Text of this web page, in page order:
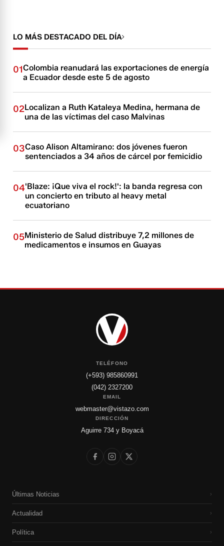
LO MÁS DESTACADO DEL DÍA
01Colombia reanudará las exportaciones de energía
a Ecuador desde este 5 de agosto
02Localizan a Ruth Kataleya Medina, hermana de
una de las víctimas del caso Malvinas
03Caso Alison Altamirano: dos jóvenes fueron
sentenciados a 34 años de cárcel por femicidio
04'Blaze: ¡Que viva el rock!': la banda regresa con
un concierto en tributo al heavy metal
ecuatoriano
05Ministerio de Salud distribuye 7,2 millones de
medicamentos e insumos en Guayas
TELÉFONO
(+593) 985860991
(042) 2327200
EMAIL
webmaster@vistazo.com
DIRECCIÓN
Aguirre 734 y Boyacá
Últimas Noticias ›
Actualidad ›
Política ›